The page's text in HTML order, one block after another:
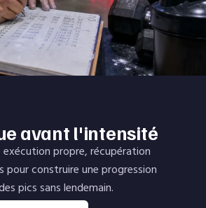
avant l'intensité
exécution propre, récupération
pour construire une progression
pics sans lendemain.